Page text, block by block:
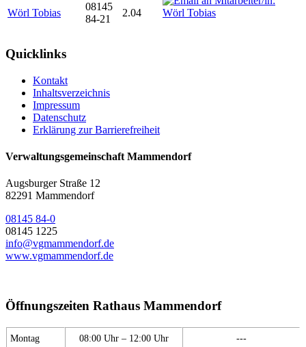
Wörl Tobias
08145
84-21
2.04
Quicklinks
Kontakt
Inhaltsverzeichnis
Impressum
Datenschutz
Erklärung zur Barrierefreiheit
Verwaltungsgemeinschaft Mammendorf
Augsburger Straße 12
82291 Mammendorf
08145 84-0
08145 1225
info@vgmammendorf.de
www.vgmammendorf.de
Öffnungszeiten Rathaus Mammendorf
Montag 08:00 Uhr – 12:00 Uhr ---